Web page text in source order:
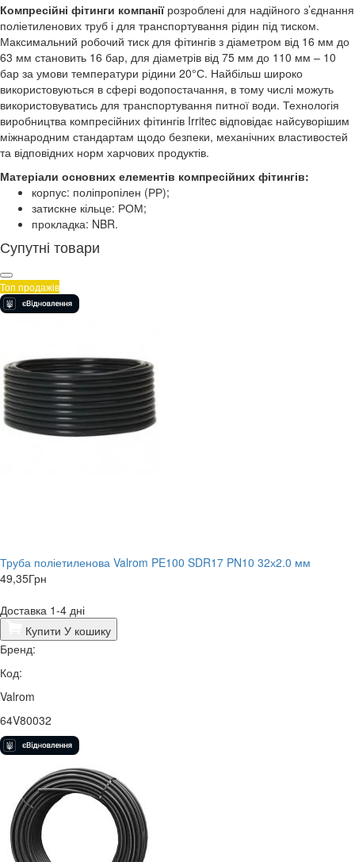
Компресійні фітинги компаніїрозроблені для надійного з’єднання
поліетиленових труб і для транспортування рідин під тиском.
Максимальний робочий тиск для фітингів з діаметром від 16 мм до
63 мм становить 16 бар, для діаметрів від 75 мм до 110 мм – 10
бар за умови температури рідини 20°С. Найбільш широко
використовуються в сфері водопостачання, в тому числі можуть
використовуватись для транспортування питної води. Технологія
виробництва компресійних фітингів Irritec відповідає найсуворішим
міжнародним стандартам щодо безпеки, механічних властивостей
та відповідних норм харчових продуктів.
Матеріали основних елементів компресійних фітингів:
корпус: поліпропілен (РР);
затискне кільце: РОМ;
прокладка: NBR.
Супутні товари
Топ продажів
Труба поліетиленова Valrom PE100 SDR17 PN10 32х2.0 мм
49,35Грн
Доставка 1-4 дні
Купити У кошику
Бренд:
Код:
Valrom
64V80032